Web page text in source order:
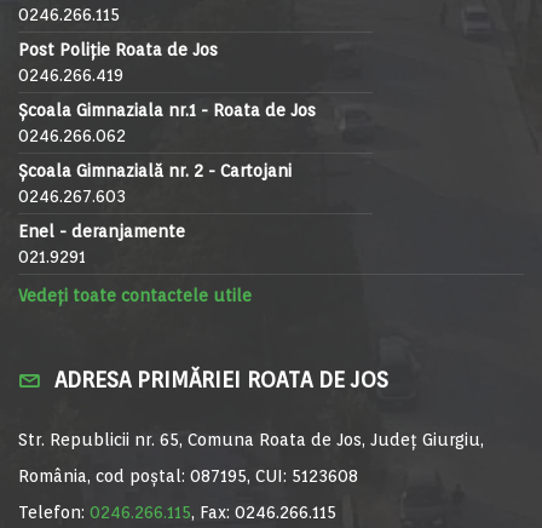
0246.266.115
Post Poliție Roata de Jos
0246.266.419
Școala Gimnaziala nr.1 - Roata de Jos
0246.266.062
Școala Gimnazială nr. 2 - Cartojani
0246.267.603
Enel - deranjamente
021.9291
Vedeți toate contactele utile
ADRESA PRIMĂRIEI ROATA DE JOS
Str. Republicii nr. 65, Comuna Roata de Jos, Județ Giurgiu,
România, cod poștal: 087195, CUI: 5123608
Telefon: 0246.266.115, Fax: 0246.266.115